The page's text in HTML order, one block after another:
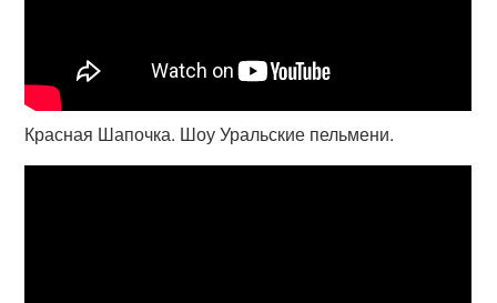
Красная Шапочка. Шоу Уральские пельмени.